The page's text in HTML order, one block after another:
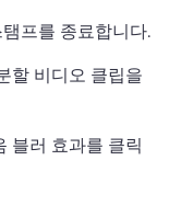
할 비디오 클립을
블러 효과를 클릭